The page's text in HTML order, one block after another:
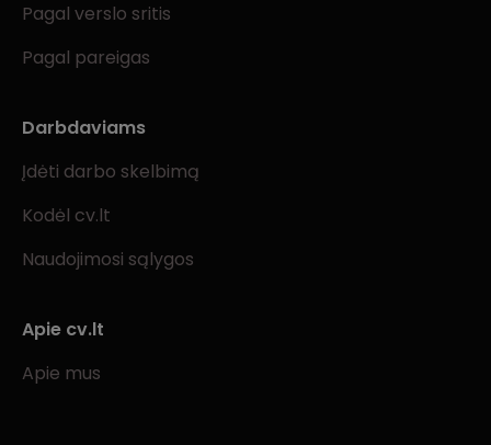
Pagal verslo sritis
Pagal pareigas
Darbdaviams
Įdėti darbo skelbimą
Kodėl cv.lt
Naudojimosi sąlygos
Apie cv.lt
Apie mus